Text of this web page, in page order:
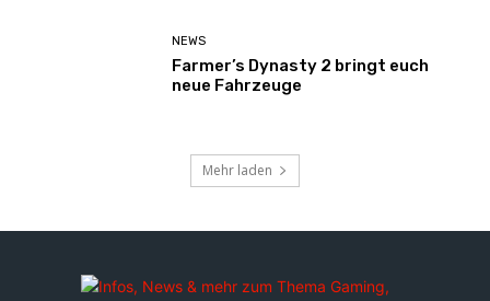
NEWS
Farmer’s Dynasty 2 bringt euch
neue Fahrzeuge
Mehr laden